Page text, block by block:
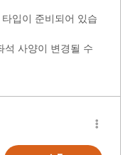
입이 준비되어 있습
석 사양이 변경될 수